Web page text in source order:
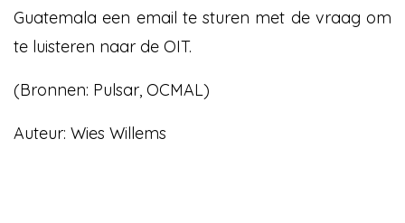
Guatemala een email te sturen met de vraag om
te luisteren naar de OIT.
(Bronnen: Pulsar, OCMAL)
Auteur: Wies Willems